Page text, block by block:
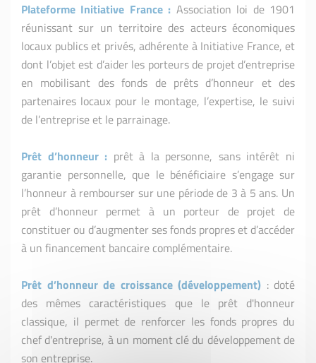
Plateforme Initiative France : Association loi de 1901
réunissant sur un territoire des acteurs économiques
locaux publics et privés, adhérente à Initiative France, et
dont l’objet est d’aider les porteurs de projet d’entreprise
en mobilisant des fonds de prêts d’honneur et des
partenaires locaux pour le montage, l’expertise, le suivi
de l’entreprise et le parrainage.
Prêt d’honneur : prêt à la personne, sans intérêt ni
garantie personnelle, que le bénéficiaire s’engage sur
l’honneur à rembourser sur une période de 3 à 5 ans. Un
prêt d’honneur permet à un porteur de projet de
constituer ou d’augmenter ses fonds propres et d’accéder
à un financement bancaire complémentaire.
Prêt d’honneur de croissance (développement) : doté
des mêmes caractéristiques que le prêt d'honneur
classique, il permet de renforcer les fonds propres du
chef d'entreprise, à un moment clé du développement de
son entreprise.